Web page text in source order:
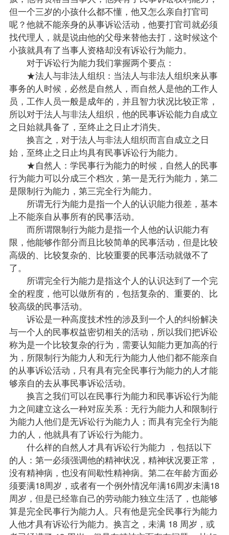
但一个三岁的小孩什么都不懂，他又怎么亲自打官司
呢？他就不能亲身的从事诉讼活动，他要打官司就必须
找代理人，就是说由他的父母来替他去打，这时候这个
小孩就具有了当事人资格却没有诉讼行为能力。
对于诉讼行为能力我们掌握两个要点：
★法人与非法人组织：当法人与非法人组织来从事
事务的人时候，必然是自然人，而自然人是他的工作人
员，工作人员一般是成年的，并且智力状况比较正常，
所以对于法人与非法人组织，他的民事诉讼能力自成立
之日始就具备了，至终止之日止才消失。
换言之，对于法人与非法人组织而言自成立之日
始，至终止之日止均具有民事诉讼行为能力。
★自然人：学民事行为能力的时候，自然人的民事
行为能力可以分成三个档次，第一是无行为能力，第二
是限制行为能力，第三完全行为能力。
所谓无行为能力是指一个人的认识能力很差，基本
上不能亲自从事所有的民事活动。
而所谓限制行为能力是指一个人他的认识能力有
限，他能够作部分而且比较简单的民事活动，但是比较
高级的、比较复杂的、比较重要的民事活动就做不了
了。
所谓完全行为能力是指这个人的认识达到了一个完
全的程度，他可以做所有的，包括复杂的、重要的、比
较高级的民事活动。
诉讼是一种高度技术性的涉及到一个人的纠纷解决
与一个人的民事权益密切相关的活动，所以我们把诉讼
称为是一个比较复杂的行为，需要认知能力更加高的行
为，所限制行为能力人和无行为能力人他们都不能亲自
的从事诉讼活动，只有具有完全民事行为能力的人才能
够亲自的去从事民事诉讼活动。
换言之我们可以在民事行为能力和民事诉讼行为能
力之间建立这么一种对应关系：无行为能力人和限制行
为能力人他们是无诉讼行为能力人；而具有完全行为能
力的人，他就具有了诉讼行为能力。
什么样的自然人才具有诉讼行为能力 ，包括以下
的人：第一必须强调他的精神状况，精神状况要正常，
没有精神病，也没有间歇性精神病。第二在年龄方面必
须要满18周岁，或者有一个例外情况年满16周岁未满18
周岁，但是已经靠自己的劳动能力独立生活了，也能够
算是完全民事行为能力人。只有他是完全民事行为能力
人他才具有诉讼行为能力。换言之，未满 18 周岁，或